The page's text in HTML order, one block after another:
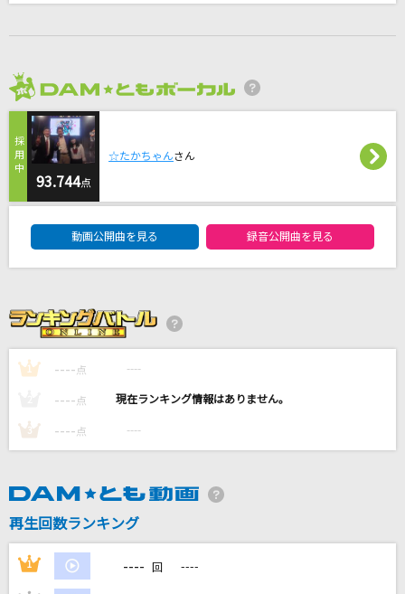
夏川りみ
TOMOO
紅(KURENAI)
X JAPAN (X)
瞳をとじて
もっと見る
DAMの新曲・ランキングなど
DAMに会員登録・ログインして
93.744点
☆たかちゃんさん
動画公開曲を見る 録音公開曲を見る
1 ---- 点 ----
---- 点 ----
3 ---- 点 ----
再生回数ランキング
1 ---- 回 ----